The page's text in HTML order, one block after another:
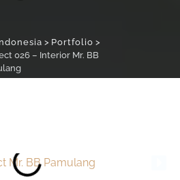
> Portfolio >
026 – Interior Mr. BB